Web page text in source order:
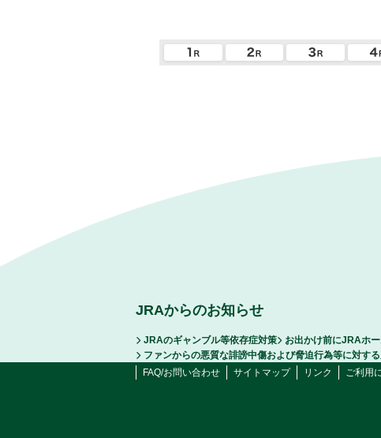
JRAからのお知らせ
JRAのギャンブル等依存症対策 お出かけ前にJRAホ
ファンからの悪質な誹謗中傷および脅迫行為等に対す
FAQ/お問い合わせ
サイトマップ リンク ご利用